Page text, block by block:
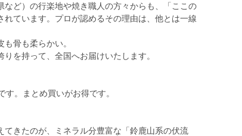
など）の行楽地や焼き職人の方々からも、「ここの
ています。プロが認めるその理由は、他とは一線
骨も柔らかい。
を持って、全国へお届けいたします。
。まとめ買いがお得です。
きたのが、ミネラル分豊富な「鈴鹿山系の伏流